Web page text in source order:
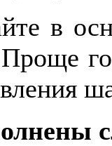
в
Проще